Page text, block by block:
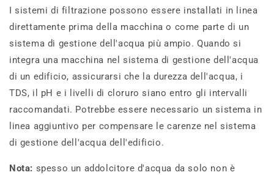
I sistemi di filtrazione possono essere installati in linea
direttamente prima della macchina o come parte di un
sistema di gestione dell'acqua più ampio. Quando si
integra una macchina nel sistema di gestione dell'acqua
di un edificio, assicurarsi che la durezza dell'acqua, i
TDS, il pH e i livelli di cloruro siano entro gli intervalli
raccomandati. Potrebbe essere necessario un sistema in
linea aggiuntivo per compensare le carenze nel sistema
di gestione dell'acqua dell'edificio.
Nota: spesso un addolcitore d'acqua da solo non è